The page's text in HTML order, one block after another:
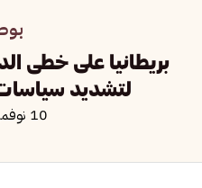
بريطانيا على خطى
لتشديد
10 نوفمبر 2025